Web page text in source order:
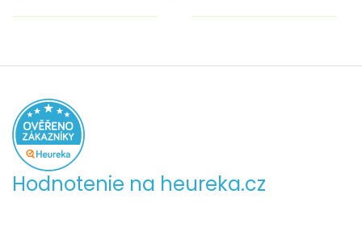
Hodnotenie na heureka.cz